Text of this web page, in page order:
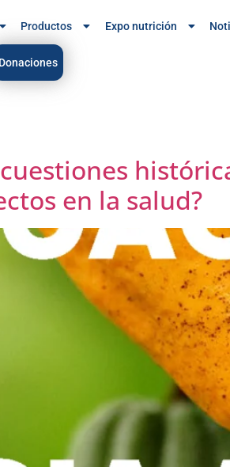
Productos Expo nutrición
Donaciones
en la salud?